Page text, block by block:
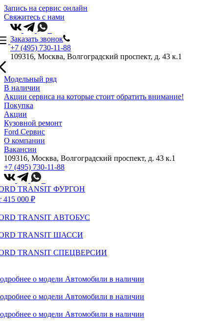
Запись на сервис онлайн
Свяжитесь с нами
Заказать звонок
+7 (495) 730-11-88
109316, Москва, Волгоградский проспект, д. 43 к.1
Модельный ряд
В наличии
Акции сервиса на которые стоит обратить внимание!
Покупка
Акции
Кузовной ремонт
Ford Сервис
О компании
Вакансии
109316, Москва, Волгоградский проспект, д. 43 к.1
+7 (495) 730-11-88
TRANSIT ФУРГОН
415 000 ₽
TRANSIT АВТОБУС
TRANSIT ШАССИ
TRANSIT СПЕЦВЕРСИИ
о модели Автомобили в наличии
о модели Автомобили в наличии
о модели Автомобили в наличии